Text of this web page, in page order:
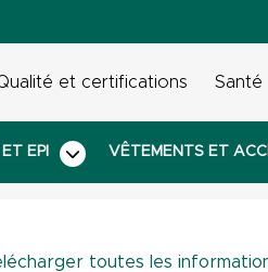
et certifications Santé
EPI VÊTEMENTS ET
toutes les